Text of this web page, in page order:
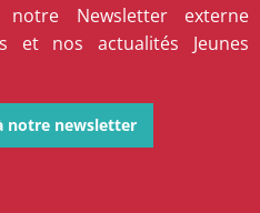
Newsletter externe
et nos actualités Jeunes
notre newsletter